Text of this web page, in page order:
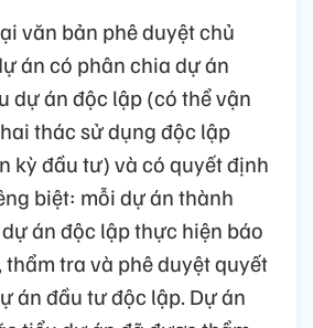
văn bản phê duyệt chủ
án có phân chia dự án
dự án độc lập (có thể vận
thác sử dụng độc lập
kỳ đầu tư) và có quyết định
biệt: mỗi dự án thành
án độc lập thực hiện báo
tra và phê duyệt quyết
án đầu tư độc lập. Dự án